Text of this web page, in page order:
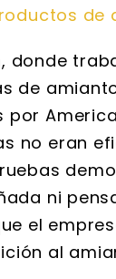
de
donde
de
no eran
ni
el
al